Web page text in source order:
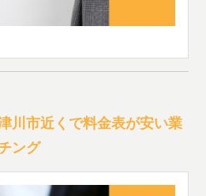
川市近くで料金表が安い業
ング